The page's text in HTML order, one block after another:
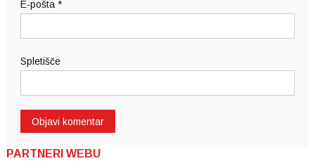
E-pošta *
Spletišče
PARTNERI WEBU